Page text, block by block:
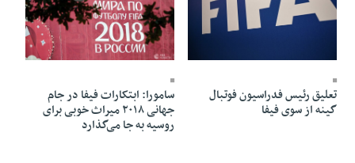
تعلیق رئیس فدراسیون فوتبال
گینه از سوی فیفا
11 Mehr 1398 - 21:38
سامورا: ابتکارات فیفا در جام
جهانی ۲۰۱۸ میراث خوبی برای
روسیه به جا می‌گذارد